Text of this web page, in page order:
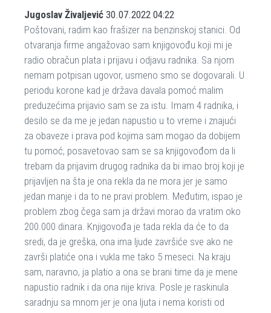
Jugoslav Živaljević 30.07.2022 04:22
Poštovani, radim kao frašizer na benzinskoj stanici. Od
otvaranja firme angažovao sam knjigovođu koji mi je
radio obračun plata i prijavu i odjavu radnika. Sa njom
nemam potpisan ugovor, usmeno smo se dogovarali. U
periodu korone kad je država davala pomoć malim
preduzećima prijavio sam se za istu. Imam 4 radnika, i
desilo se da me je jedan napustio u to vreme i znajući
za obaveze i prava pod kojima sam mogao da dobijem
tu pomoć, posavetovao sam se sa knjigovođom da li
trebam da prijavim drugog radnika da bi imao broj koji je
prijavljen na šta je ona rekla da ne mora jer je samo
jedan manje i da to ne pravi problem. Međutim, ispao je
problem zbog čega sam ja državi morao da vratim oko
200.000 dinara. Knjigovođa je tada rekla da će to da
sredi, da je greška, ona ima ljude završiće sve ako ne
završi platiće ona i vukla me tako 5 meseci. Na kraju
sam, naravno, ja platio a ona se brani time da je mene
napustio radnik i da ona nije kriva. Posle je raskinula
saradnju sa mnom jer je ona ljuta i nema koristi od